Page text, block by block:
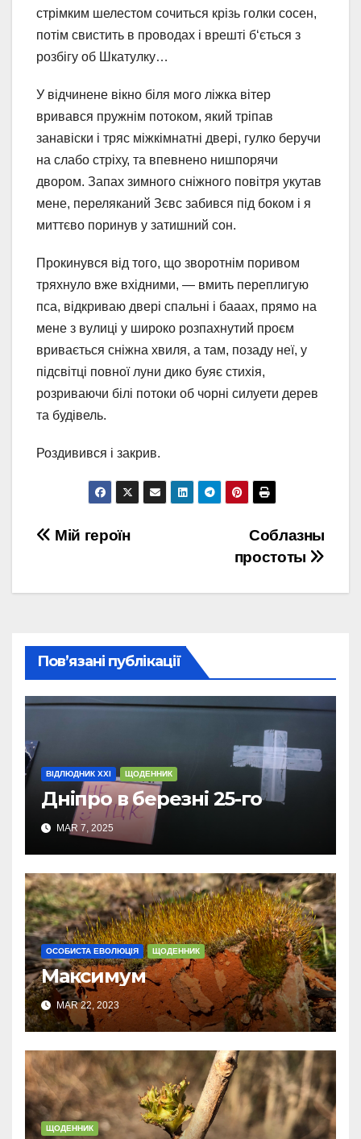
стрімким шелестом сочиться крізь голки сосен,
потім свистить в проводах і врешті б‘ється з
розбігу об Шкатулку…
У відчинене вікно біля мого ліжка вітер
вривався пружнім потоком, який тріпав
занавіски і тряс міжкімнатні двері, гулко беручи
на слабо стріху, та впевнено нишпорячи
двором. Запах зимного сніжного повітря укутав
мене, переляканий Зєвс забився під боком і я
миттєво поринув у затишний сон.
Прокинувся від того, що зворотнім поривом
тряхнуло вже вхідними, — вмить переплигую
пса, відкриваю двері спальні і бааах, прямо на
мене з вулиці у широко розпахнутий проєм
вривається сніжна хвиля, а там, позаду неї, у
підсвітці повної луни дико буяє стихія,
розриваючи білі потоки об чорні силуети дерев
та будівель.
Роздивився і закрив.
Post
Соблазны
простоты
Мій героїн
Повʼязані публікації
ВІДЛЮДНИК XXI ЩОДЕННИК
Дніпро в березні 25-го
MAR 7, 2025
ОСОБИСТА ЕВОЛЮЦІЯ ЩОДЕННИК
Максимум
MAR 22, 2023
ЩОДЕННИК